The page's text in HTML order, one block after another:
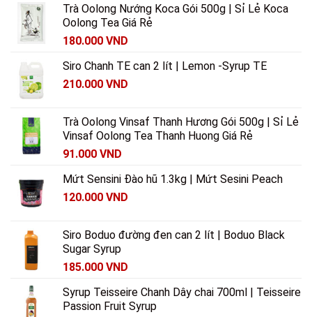
Trà Oolong Nướng Koca Gói 500g | Sỉ Lẻ Koca
Oolong Tea Giá Rẻ
180.000 VND
Siro Chanh TE can 2 lít | Lemon -Syrup TE
210.000 VND
Trà Oolong Vinsaf Thanh Hương Gói 500g | Sỉ Lẻ
Vinsaf Oolong Tea Thanh Huong Giá Rẻ
91.000 VND
Mứt Sensini Đào hũ 1.3kg | Mứt Sesini Peach
120.000 VND
Siro Boduo đường đen can 2 lít | Boduo Black
Sugar Syrup
185.000 VND
Syrup Teisseire Chanh Dây chai 700ml | Teisseire
Passion Fruit Syrup